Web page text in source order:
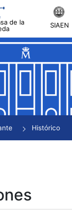
de la
SIAEN
Histórico